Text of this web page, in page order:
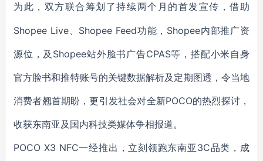
为此，双方联合筹划了持续两个月的首发宣传，借助
Shopee Live、Shopee Feed功能，Shopee内部推广资
源位，及Shopee站外脸书广告CPAS等，搭配小米自身
官方脸书和推特账号的关键数据解析及定期图透，令当地
消费者翘首期盼，更引发社会对全新POCO的热烈探讨，
收获东南亚及国内科技类媒体争相报道。
POCO X3 NFC一经推出，立刻领跑东南亚3C品类，成